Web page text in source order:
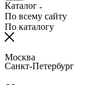
Каталог
По всему сайту
По каталогу
Москва
Санкт-Петербург